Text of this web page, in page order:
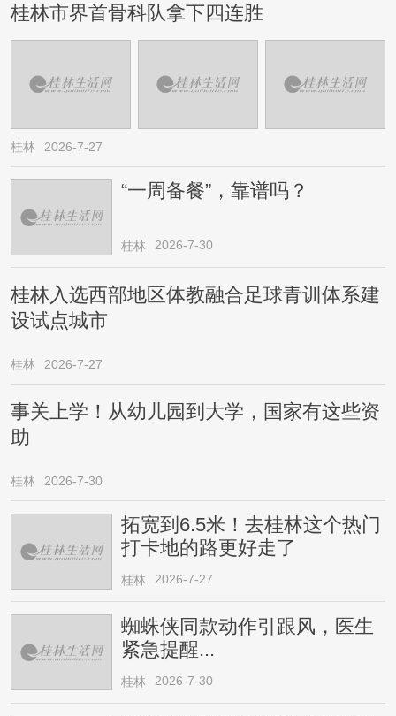
桂林市界首骨科队拿下四连胜
桂林 2026-7-27
“一周备餐”，靠谱吗？
桂林 2026-7-30
桂林入选西部地区体教融合足球青训体系建
设试点城市
桂林 2026-7-27
事关上学！从幼儿园到大学，国家有这些资
助
桂林 2026-7-30
拓宽到6.5米！去桂林这个热门
打卡地的路更好走了
桂林 2026-7-27
蜘蛛侠同款动作引跟风，医生
紧急提醒...
桂林 2026-7-30